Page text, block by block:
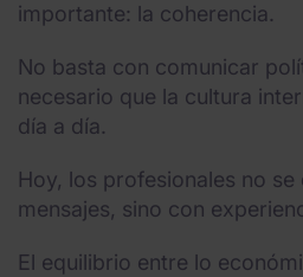
importante: la coherencia.
No basta con comunicar
necesario que la cultura
día a día.
Hoy, los profesionales no
mensajes, sino con
El equilibrio entre lo